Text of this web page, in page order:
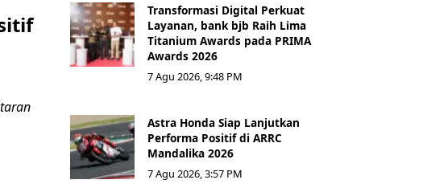
Transformasi Digital Perkuat
Layanan, bank bjb Raih Lima
Titanium Awards pada PRIMA
Awards 2026
7 Agu 2026, 9:48 PM
Astra Honda Siap Lanjutkan
Performa Positif di ARRC
Mandalika 2026
7 Agu 2026, 3:57 PM